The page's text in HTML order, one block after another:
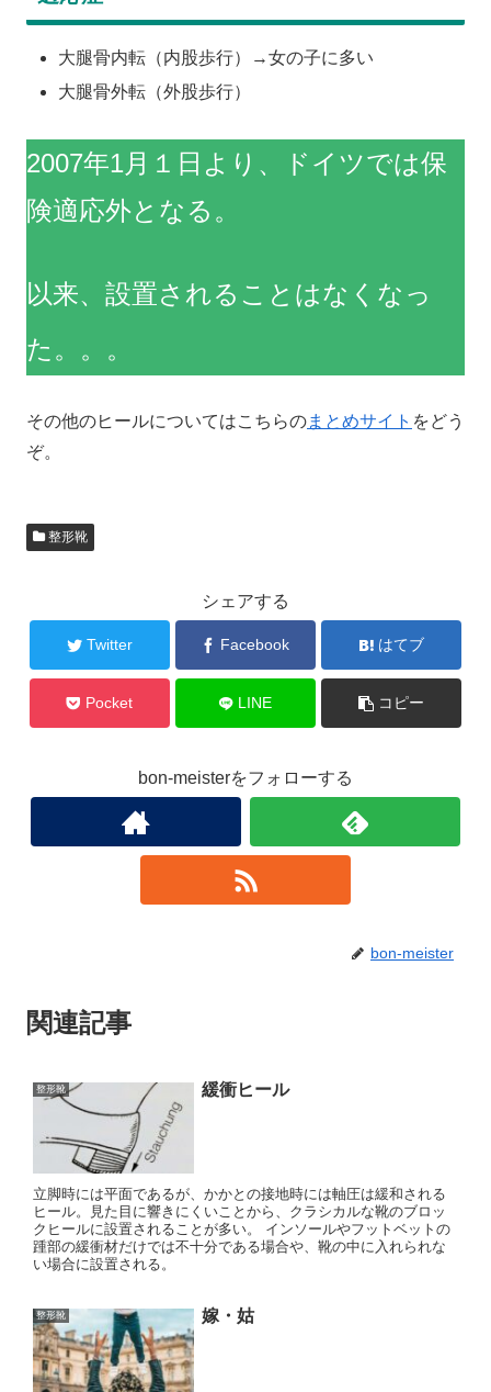
大腿骨内転（内股歩行）→女の子に多い
大腿骨外転（外股歩行）
2007年1月１日より、ドイツでは保
険適応外となる。
以来、設置されることはなくなっ
た。。。
その他のヒールについてはこちらのまとめサイト をどう
ぞ。
整形靴
シェアする
Twitter Facebook はてブ
Pocket LINE コピー
bon-meisterをフォローする
bon-meister
関連記事
整形靴 緩衝ヒール
立脚時には平面であるが、かかとの接地時には軸圧は緩和される
ヒール。見た目に響きにくいことから、クラシカルな靴のブロッ
クヒールに設置されることが多い。 インソールやフットベットの
踵部の緩衝材だけでは不十分である場合や、靴の中に入れられな
い場合に設置される。
整形靴 嫁・姑